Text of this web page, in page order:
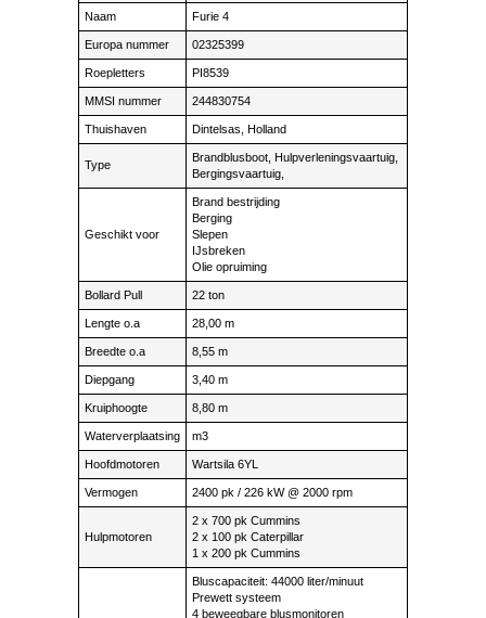
Naam Furie 4
Europa nummer 02325399
Roepletters PI8539
MMSI nummer 244830754
Thuishaven Dintelsas, Holland
Type
Brandblusboot, Hulpverleningsvaartuig,
Bergingsvaartuig,
Geschikt voor
Brand bestrijding
Berging
Slepen
IJsbreken
Olie opruiming
Bollard Pull 22 ton
Lengte o.a 28,00 m
Breedte o.a 8,55 m
Diepgang 3,40 m
Kruiphoogte 8,80 m
Waterverplaatsing m3
Hoofdmotoren Wartsila 6YL
Vermogen 2400 pk / 226 kW @ 2000 rpm
Hulpmotoren
2 x 700 pk Cummins
2 x 100 pk Caterpillar
1 x 200 pk Cummins
Bluscapaciteit: 44000 liter/minuut
Prewett systeem
4 beweegbare blusmonitoren